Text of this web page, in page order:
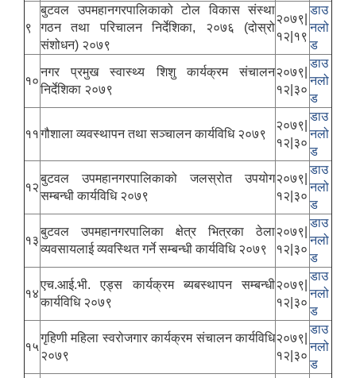
९
बुटवल उपमहानगरपालिकाको टोल विकास संस्था
गठन तथा परिचालन निर्देशिका, २०७६ (दोस्रो
संशोधन) २०७९
२०७९|
१२|१९
डाउ
नलो
ड
१०
नगर प्रमुख स्वास्थ्य शिशु कार्यक्रम संचालन
निर्देशिका २०७९
२०७९|
१२|३०
डाउ
नलो
ड
११गौशाला व्यवस्थापन तथा सञ्चालन कार्यविधि २०७९
२०७९|
१२|३०
डाउ
नलो
ड
१२
बुटवल उपमहानगरपालिकाको जलस्रोत उपयोग
सम्बन्धी कार्यविधि २०७९
२०७९|
१२|३०
डाउ
नलो
ड
१३
बुटवल उपमहानगरपालिका क्षेत्र भित्रका ठेला
व्यवसायलाई व्यवस्थित गर्ने सम्बन्धी कार्यविधि २०७९
२०७९|
१२|३०
डाउ
नलो
ड
१४
एच.आई.भी. एड्स कार्यक्रम ब्यबस्थापन सम्बन्धी
कार्यविधि २०७९
२०७९|
१२|३०
डाउ
नलो
ड
१५
गृहिणी महिला स्वरोजगार कार्यक्रम संचालन कार्यविधि
२०७९
२०७९|
१२|३०
डाउ
नलो
ड